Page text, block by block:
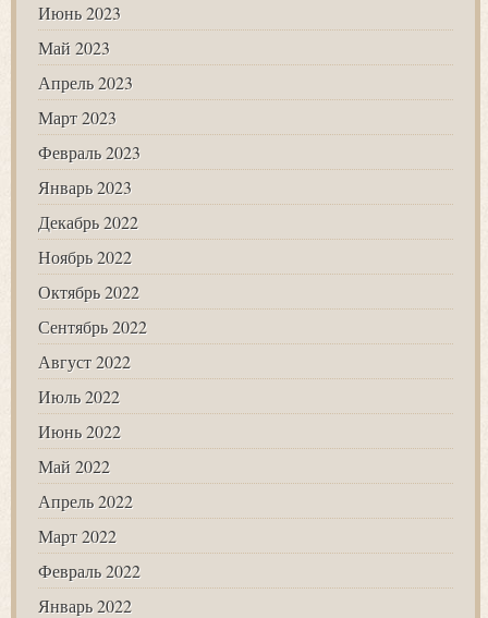
Июнь 2023
Май 2023
Апрель 2023
Март 2023
Февраль 2023
Январь 2023
Декабрь 2022
Ноябрь 2022
Октябрь 2022
Сентябрь 2022
Август 2022
Июль 2022
Июнь 2022
Май 2022
Апрель 2022
Март 2022
Февраль 2022
Январь 2022